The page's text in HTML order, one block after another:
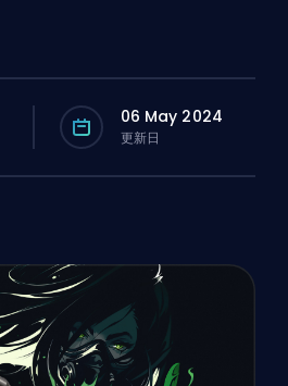
06 May 2024
更新日